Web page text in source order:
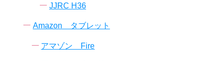
JJRC H36
Amazon タブレット
アマゾン Fire